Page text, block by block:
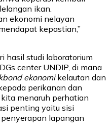
ikan.
ekonomi nelayan
kepastian,”
hasil studi laboratorium
center UNDIP, di mana
ekonomikelautan dan
perikanan dan
menaruh perhatian
penting yaitu sisi
lapangan